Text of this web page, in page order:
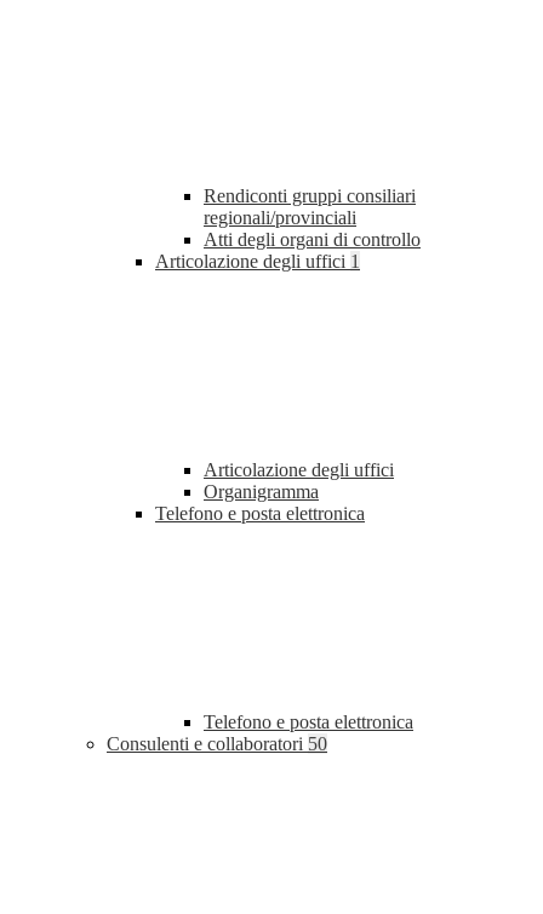
Rendiconti gruppi consiliari
regionali/provinciali
Atti degli organi di controllo
Articolazione degli uffici 1
Articolazione degli uffici
Organigramma
Telefono e posta elettronica
Telefono e posta elettronica
Consulenti e collaboratori 50